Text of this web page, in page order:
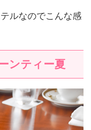
ルなのでこんな感
ンティー夏